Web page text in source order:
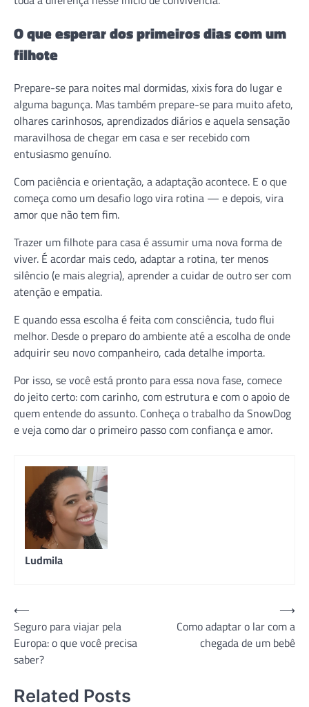
O que esperar dos primeiros dias com um
filhote
Prepare-se para noites mal dormidas, xixis fora do lugar e
alguma bagunça. Mas também prepare-se para muito afeto,
olhares carinhosos, aprendizados diários e aquela sensação
maravilhosa de chegar em casa e ser recebido com
entusiasmo genuíno.
Com paciência e orientação, a adaptação acontece. E o que
começa como um desafio logo vira rotina — e depois, vira
amor que não tem fim.
Trazer um filhote para casa é assumir uma nova forma de
viver. É acordar mais cedo, adaptar a rotina, ter menos
silêncio (e mais alegria), aprender a cuidar de outro ser com
atenção e empatia.
E quando essa escolha é feita com consciência, tudo flui
melhor. Desde o preparo do ambiente até a escolha de onde
adquirir seu novo companheiro, cada detalhe importa.
Por isso, se você está pronto para essa nova fase, comece
do jeito certo: com carinho, com estrutura e com o apoio de
quem entende do assunto. Conheça o trabalho da SnowDog
e veja como dar o primeiro passo com confiança e amor.
Ludmila
Navegação
de
Post
⟵
Seguro para viajar pela
Europa: o que você precisa
saber?
Como adaptar o lar com a
chegada de um bebê
⟶
Related Posts